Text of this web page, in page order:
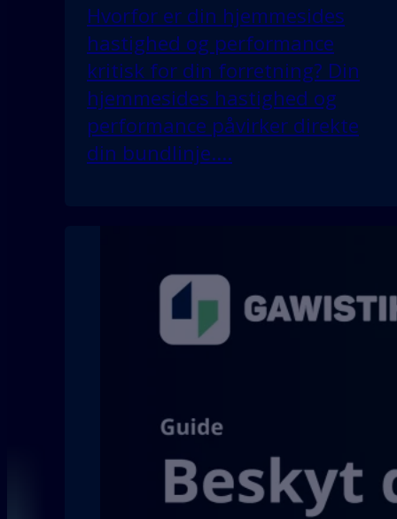
Hvorfor er din hjemmesides
hastighed og performance
kritisk for din forretning? Din
hjemmesides hastighed og
performance påvirker direkte
din bundlinje.…